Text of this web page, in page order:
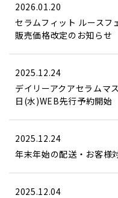
2026.01.20
セラムフィット ルース
販売価格改定のお知らせ
2025.12.24
デイリーアクアセラムマ
日(水)WEB先行予約開始
2025.12.24
年末年始の配送・お客様
2025.12.04